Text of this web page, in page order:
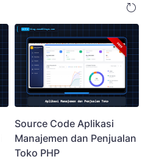
Source Code Aplikasi
Manajemen dan Penjualan
Toko PHP